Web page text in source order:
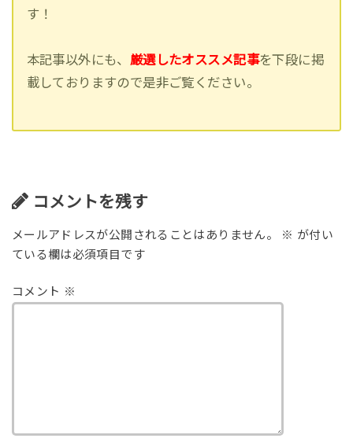
す！
本記事以外にも、 厳選したオススメ記事を下段に掲
載しておりますので是非ご覧ください。
コメントを残す
メールアドレスが公開されることはありません。 ※ が付い
ている欄は必須項目です
コメント ※